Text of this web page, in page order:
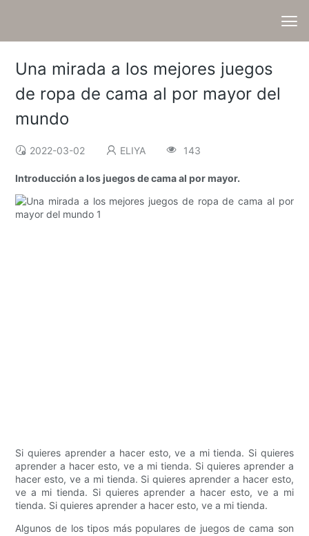
Una mirada a los mejores juegos
de ropa de cama al por mayor del
mundo
2022-03-02 ELIYA 143
Introducción a los juegos de cama al por mayor.
Si quieres aprender a hacer esto, ve a mi tienda. Si quieres
aprender a hacer esto, ve a mi tienda. Si quieres aprender a
hacer esto, ve a mi tienda. Si quieres aprender a hacer esto,
ve a mi tienda. Si quieres aprender a hacer esto, ve a mi
tienda. Si quieres aprender a hacer esto, ve a mi tienda.
Algunos de los tipos más populares de juegos de cama son